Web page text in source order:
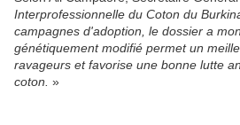
Interprofessionnelle du Coton du
campagnes d'adoption, le dossier a
génétiquement modifié permet un
ravageurs et favorise une bonne lutte
coton. »